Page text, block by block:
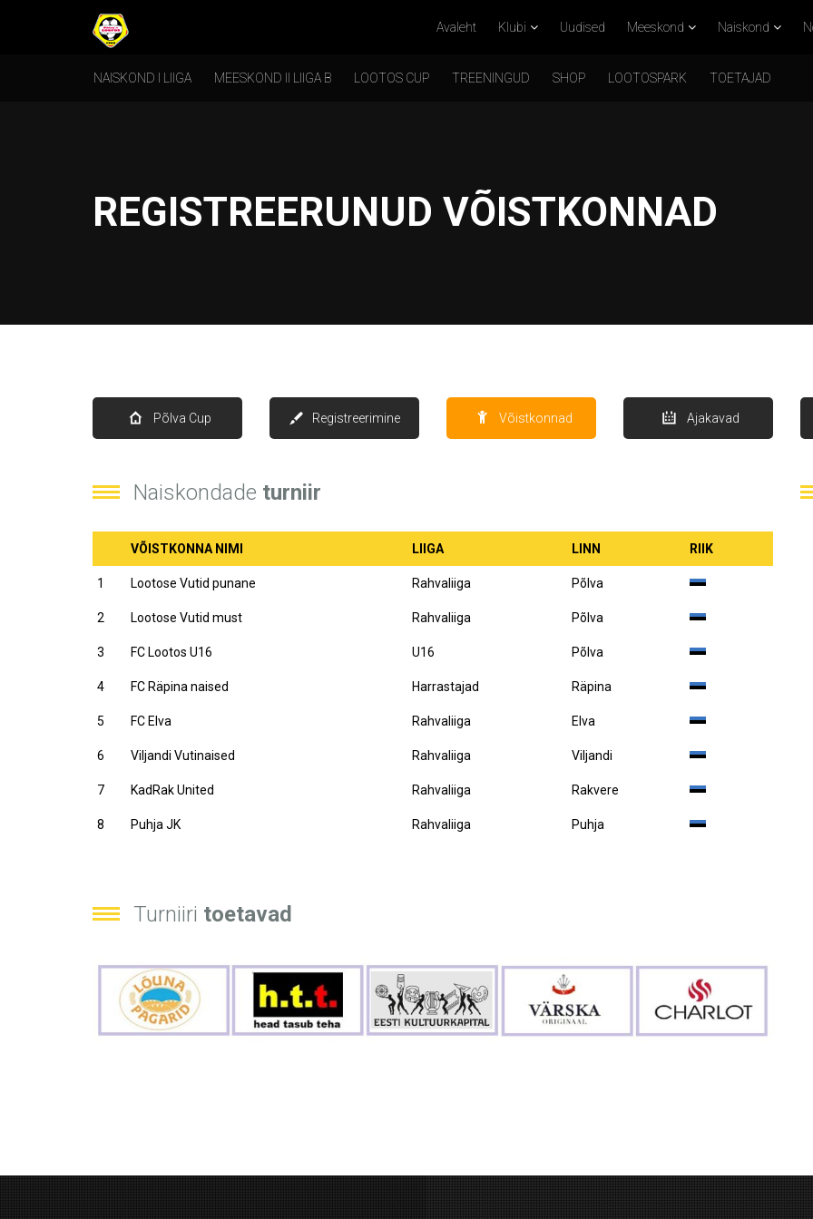
Avaleht Klubi Uudised Meeskond Naiskond
NAISKOND I LIIGA MEESKOND II LIIGA B LOOTOS CUP TREENINGUD SHOP LOOTOSPARK TOETAJAD
REGISTREERUNUD VÕISTKONNAD
Põlva Cup Registreerimine Võistkonnad Ajakavad
Naiskondade turniir
VÕISTKONNA NIMI LIIGA LINN RIIK
1 Lootose Vutid punane Rahvaliiga Põlva
2 Lootose Vutid must Rahvaliiga Põlva
3 FC Lootos U16 U16 Põlva
4 FC Räpina naised Harrastajad Räpina
5 FC Elva Rahvaliiga Elva
6 Viljandi Vutinaised Rahvaliiga Viljandi
7 KadRak United Rahvaliiga Rakvere
8 Puhja JK Rahvaliiga Puhja
Turniiri toetavad